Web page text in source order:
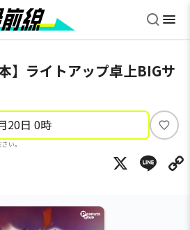
】ライトアップ卓上BIGサ
20日 0時
い。
い
ね
X